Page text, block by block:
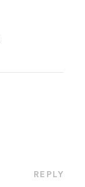
REPLY